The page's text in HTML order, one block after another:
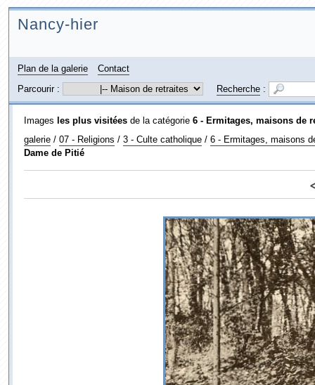
Nancy-hier
Plan de la galerie
Contact
Parcourir :
Recherche:
Images les plus visitéesde la catégorie 6 - Ermitages, maisons de
galerie/ 07 - Religions / 3 - Culte catholique/ 6 - Ermitages, maisons
Dame de Pitié